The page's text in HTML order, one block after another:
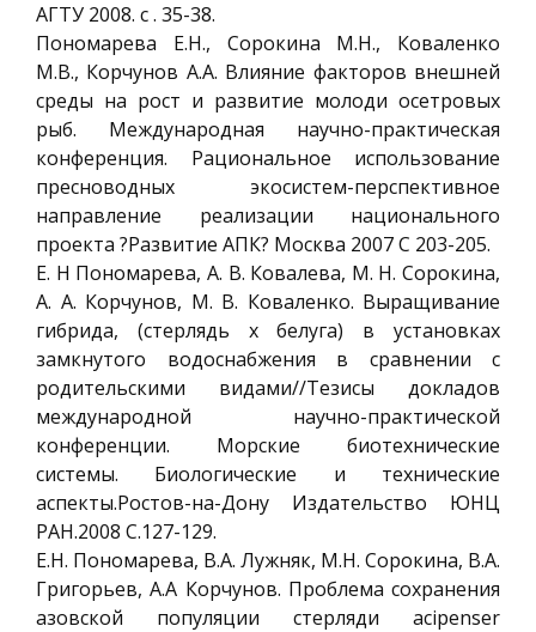
АГТУ 2008. с . 35-38.
Пономарева Е.Н., Сорокина М.Н., Коваленко
М.В., Корчунов А.А. Влияние факторов внешней
среды на рост и развитие молоди осетровых
рыб. Международная научно-практическая
конференция. Рациональное использование
пресноводных экосистем-перспективное
направление реализации национального
проекта ?Развитие АПК? Москва 2007 С 203-205.
Е. Н Пономарева, А. В. Ковалева, М. Н. Сорокина,
А. А. Корчунов, М. В. Коваленко. Выращивание
гибрида, (стерлядь х белуга) в установках
замкнутого водоснабжения в сравнении с
родительскими видами//Тезисы докладов
международной научно-практической
конференции. Морские биотехнические
системы. Биологические и технические
аспекты.Ростов-на-Дону Издательство ЮНЦ
РАН.2008 С.127-129.
Е.Н. Пономарева, В.А. Лужняк, М.Н. Сорокина, В.А.
Григорьев, А.А Корчунов. Проблема сохранения
азовской популяции стерляди acipenser